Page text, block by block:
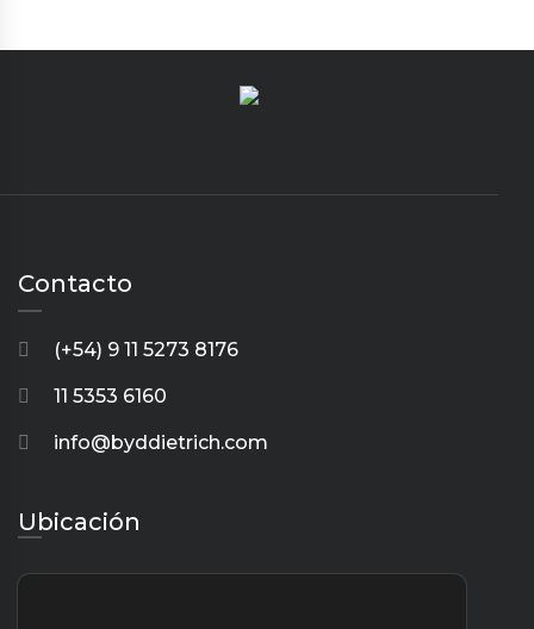
Contacto
(+54) 9 11 5273 8176
11 5353 6160
info@byddietrich.com
Ubicación